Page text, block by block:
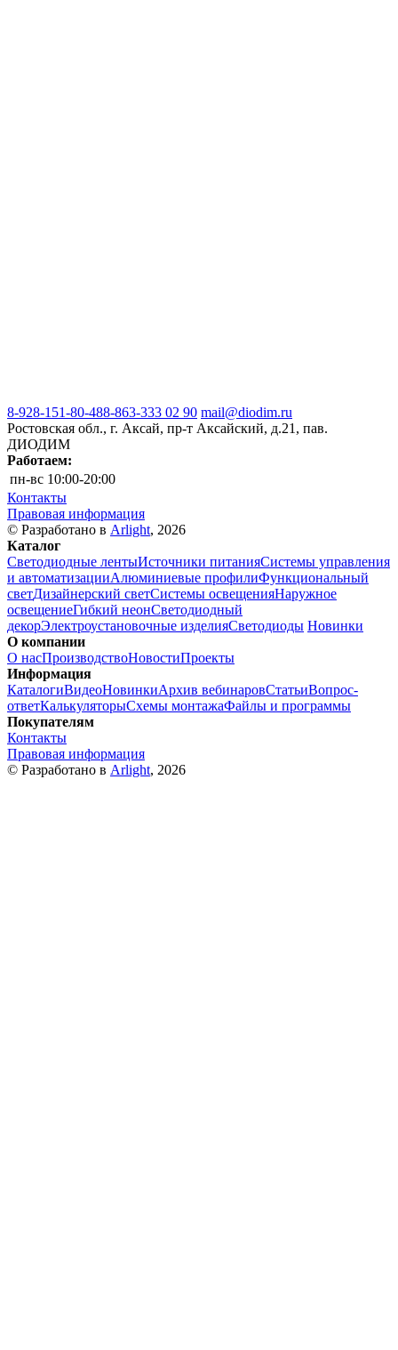
8-928-151-80-488-863-333 02 90 mail@diodim.ru
Ростовская обл., г. Аксай, пр-т Аксайский, д.21, пав.
ДИОДИМ
Работаем:
пн-вс 10:00-20:00
Контакты
Правовая информация
© Разработано в Arlight, 2026
Каталог
Светодиодные лентыИсточники питанияСистемы управления
и автоматизацииАлюминиевые профилиФункциональный
светДизайнерский светСистемы освещенияНаружное
освещениеГибкий неонСветодиодный
декорЭлектроустановочные изделияСветодиоды Новинки
О компании
О насПроизводствоНовостиПроекты
Информация
КаталогиВидеоНовинкиАрхив вебинаровСтатьиВопрос-
ответКалькуляторыСхемы монтажаФайлы и программы
Покупателям
Контакты
Правовая информация
© Разработано в Arlight, 2026